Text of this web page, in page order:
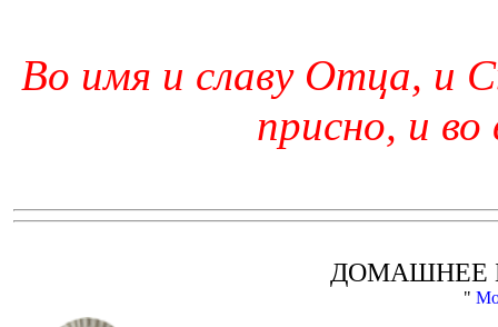
Во имя и славу Отца, и
присно, и во
ДОМАШНЕЕ
"